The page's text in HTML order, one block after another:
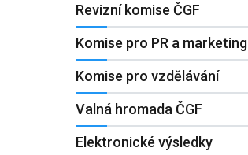
Revizní komise ČGF
Komise pro PR a marketing
Komise pro vzdělávání
Valná hromada ČGF
Elektronické výsledky